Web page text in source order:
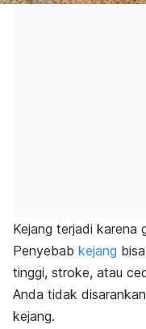
Kejang terjadi karena
Penyebab kejang
tinggi, stroke, atau
Anda tidak
kejang.